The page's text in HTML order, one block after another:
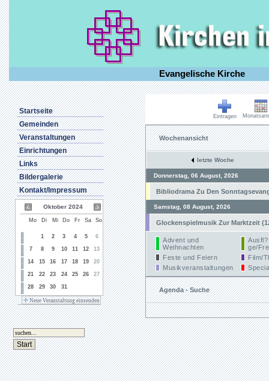
Evangelische Kirche
Startseite
Gemeinden
Veranstaltungen
Einrichtungen
Links
Bildergalerie
Kontakt/Impressum
Oktober 2024
Mo Di Mi Do Fr Sa So
1 2 3 4 5 6
7 8 9 10 11 12 13
14 15 16 17 18 19 20
21 22 23 24 25 26 27
28 29 30 31
Neue Veranstaltung einsenden
Eintragen
Wochenansicht
letzte Woche
Donnerstag, 06 August, 2026
Bibliodrama Zu Den
Samstag, 08 August, 2026
Glockenspielmusik Zur Marktzeit
Advent und
Weihnachten
Ausfl?
ge/
Feste und Feiern
Film/
Musikveranstaltungen
Agenda - Suche